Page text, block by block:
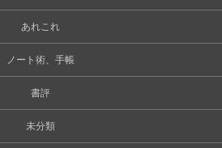
あれこれ
ノート術、手帳
書評
未分類